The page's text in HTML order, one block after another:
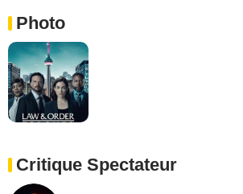
Photo
Critique Spectateur